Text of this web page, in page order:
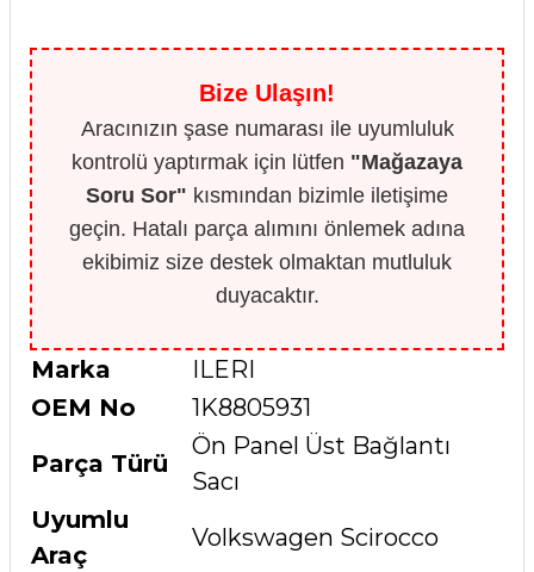
Bize Ulaşın!
Aracınızın şase numarası ile uyumluluk
kontrolü yaptırmak için lütfen "Mağazaya
Soru Sor" kısmından bizimle iletişime
geçin. Hatalı parça alımını önlemek adına
ekibimiz size destek olmaktan mutluluk
duyacaktır.
Marka
ILERI
OEM No
1K8805931
Parça Türü
Ön Panel Üst Bağlantı
Sacı
Uyumlu
Araç
Volkswagen Scirocco